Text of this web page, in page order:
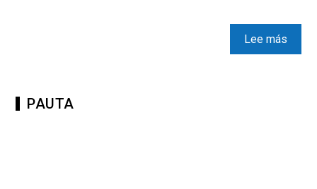
Lee más
PAUTA